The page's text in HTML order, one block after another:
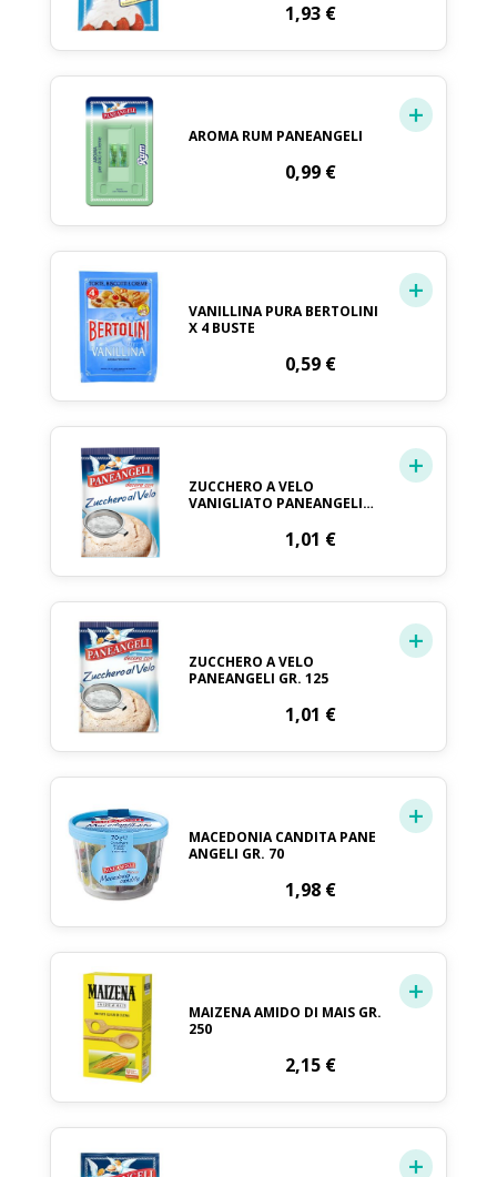
1,93 €
AROMA RUM PANEANGELI
0,99 €
VANILLINA PURA BERTOLINI
X 4 BUSTE
0,59 €
ZUCCHERO A VELO
VANIGLIATO PANEANGELI
1,01 €
ZUCCHERO A VELO
PANEANGELI GR. 125
1,01 €
MACEDONIA CANDITA PANE
ANGELI GR. 70
1,98 €
MAIZENA AMIDO DI MAIS GR.
250
2,15 €